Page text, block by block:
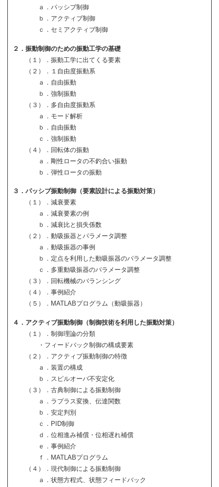
ａ．パッシブ制御
ｂ．アクティブ制御
ｃ．セミアクティブ制御
２．振動制御のための振動工学の基礎
（１）．振動工学に出てくる要素
（２）．１自由度振動系
ａ．自由振動
ｂ．強制振動
（３）．多自由度振動系
ａ．モード解析
ｂ．自由振動
ｃ．強制振動
（４）．回転体の振動
ａ．剛性ロータの不釣合い振動
ｂ．弾性ロータの振動
３．パッシブ振動制御（要素設計による振動対策）
（１）．減衰要素
ａ．減衰要素の例
ｂ．減衰比と損失係数
（２）．動吸振器とパラメータ調整
ａ．動吸振器の事例
ｂ．定点を利用した動吸振器のパラメータ調整
ｃ．多重動吸振器のパラメータ調整
（３）．回転機械のバランシング
（４）．事例紹介
（５）．MATLABプログラム（動吸振器）
４．アクティブ振動制御（制御技術を利用した振動対策）
（１）．制御理論の分類
・フィードバック制御の構成要素
（２）．アクティブ振動制御の特徴
ａ．装置の構成
ｂ．スピルオーバ不安定化
（３）．古典制御による振動制御
ａ．ラプラス変換、伝達関数
ｂ．安定判別
ｃ．PID制御
ｄ．位相進み補償・位相遅れ補償
ｅ．事例紹介
ｆ．MATLABプログラム
（４）．現代制御による振動制御
ａ．状態方程式、状態フィードバック